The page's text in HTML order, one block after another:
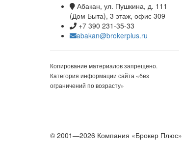
Абакан, ул. Пушкина, д. 111
(Дом Быта), 3 этаж, офис 309
+7 390 231-35-33
abakan@brokerplus.ru
Копирование материалов запрещено.
Категория информации сайта «без
ограничений по возрасту»
© 2001—2026 Компания «Брокер Плюс»